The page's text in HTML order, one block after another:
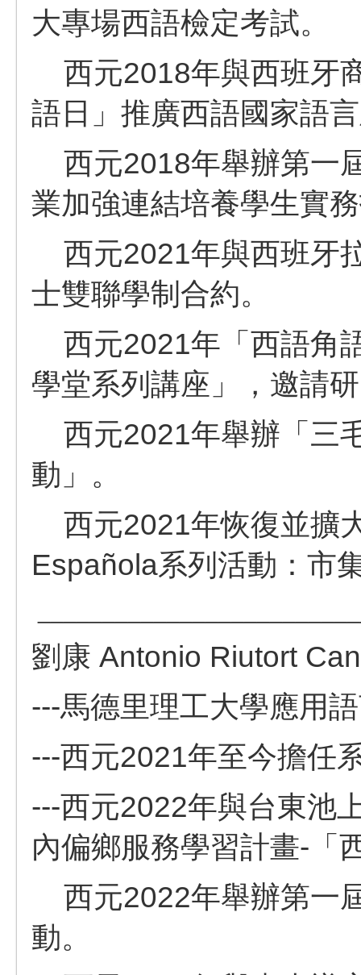
大專場西語檢定考試。
西元2018年與西班牙
語日」推廣西語國家語
西元2018年舉辦第一
業加強連結培養學生實
西元2021年與西班牙
士雙聯學制合約。
西元2021年「西語角
學堂系列講座」，邀請
西元2021年舉辦「三
動」。
西元2021年恢復並擴
Española系列活動：市
劉康 Antonio Riutort
---馬德里理工大學應用
---西元2021年至今擔任
---西元2022年與台東池
內偏鄉服務學習計畫-「
西元2022年舉辦第一
動。